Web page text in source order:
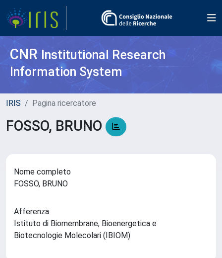
CNR Institutional Research
Information System
IRIS Pagina ricercatore
FOSSO, BRUNO
Nome completo
FOSSO, BRUNO
Afferenza
Istituto di Biomembrane, Bioenergetica e
Biotecnologie Molecolari (IBIOM)